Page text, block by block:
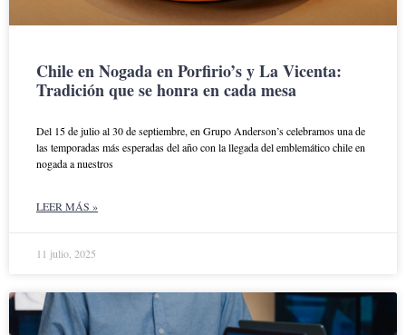
Chile en Nogada en Porfirio’s y La Vicenta:
Tradición que se honra en cada mesa
Del 15 de julio al 30 de septiembre, en Grupo Anderson’s celebramos una de
las temporadas más esperadas del año con la llegada del emblemático chile en
nogada a nuestros
LEER MÁS »
11 julio, 2025